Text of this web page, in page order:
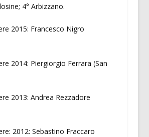
4° Arbizzano.
2015: Francesco Nigro
2014: Piergiorgio Ferrara (San
2013: Andrea Rezzadore
2012: Sebastino Fraccaro